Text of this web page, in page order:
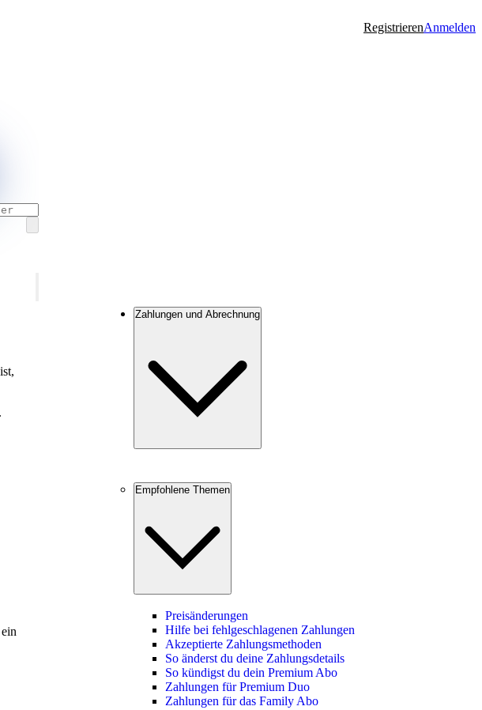
RegistrierenAnmelden
Zahlungen und Abrechnung
Empfohlene Themen
Preisänderungen
Hilfe bei fehlgeschlagenen Zahlungen
Akzeptierte Zahlungsmethoden
So änderst du deine Zahlungsdetails
So kündigst du dein Premium Abo
Zahlungen für Premium Duo
Zahlungen für das Family Abo